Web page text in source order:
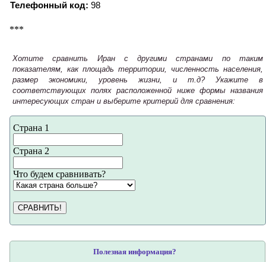
Телефонный код: 98
***
Хотите сравнить Иран с другими странами по таким
показателям, как площадь территории, численность населения,
размер экономики, уровень жизни, и т.д? Укажите в
соответствующих полях расположенной ниже формы названия
интересующих стран и выберите критерий для сравнения:
Страна 1
Страна 2
Что будем сравнивать?
СРАВНИТЬ!
Полезная информация?